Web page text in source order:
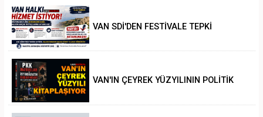
VAN SDİ'DEN FESTİVALE TEPKİ
VAN'IN ÇEYREK YÜZYILININ POLİTİK